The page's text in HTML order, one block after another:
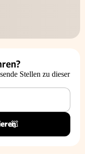
Stellen zu dieser